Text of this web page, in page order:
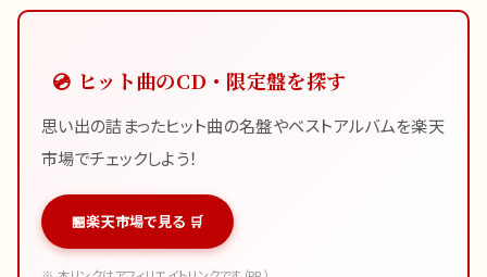
💿 ヒット曲のCD・限定盤を探す
思い出の詰まったヒット曲の名盤やベストアルバムを楽天
市場でチェックしよう！
楽天市場で見る 🛒